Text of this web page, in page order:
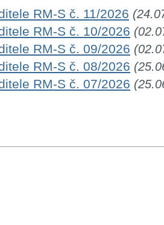
RM-S č. 11/2026
RM-S č. 10/2026
RM-S č. 09/2026
RM-S č. 08/2026
RM-S č. 07/2026